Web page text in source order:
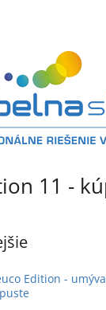
11 -
Edition -